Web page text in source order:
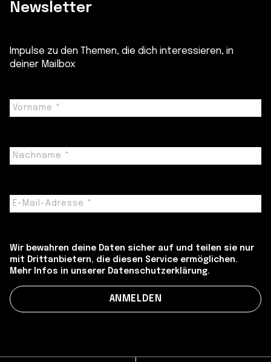
Newsletter
Impulse zu den Themen, die dich interessieren, in
deiner Mailbox
Wir bewahren deine Daten sicher auf und teilen sie nur
mit Drittanbietern, die diesen Service ermöglichen.
Mehr Infos in unserer Datenschutzerklärung.